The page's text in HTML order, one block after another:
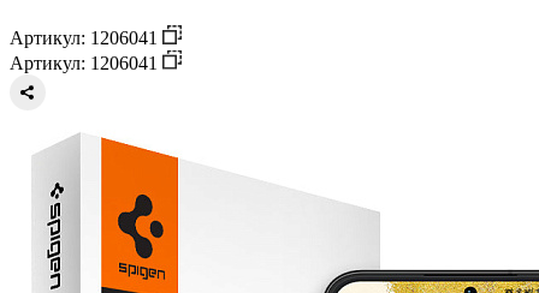
Артикул: 1206041
Артикул: 1206041